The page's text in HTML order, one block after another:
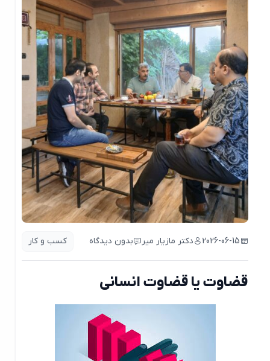
2026-06-15 دکتر مازیار میر بدون دیدگاه کسب و کار
قضاوت یا قضاوت انسانی